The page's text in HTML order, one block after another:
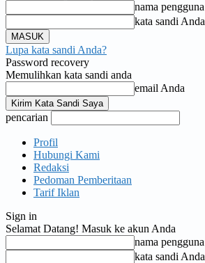
nama pengguna
kata sandi Anda
Lupa kata sandi Anda?
Password recovery
Memulihkan kata sandi anda
email Anda
pencarian
Profil
Hubungi Kami
Redaksi
Pedoman Pemberitaan
Tarif Iklan
Sign in
Selamat Datang! Masuk ke akun Anda
nama pengguna
kata sandi Anda